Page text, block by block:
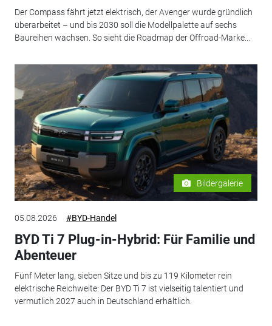
Der Compass fährt jetzt elektrisch, der Avenger wurde gründlich
überarbeitet – und bis 2030 soll die Modellpalette auf sechs
Baureihen wachsen. So sieht die Roadmap der Offroad-Marke...
Bildergalerie
05.08.2026 #BYD-Handel
BYD Ti 7 Plug-in-Hybrid: Für Familie und
Abenteuer
Fünf Meter lang, sieben Sitze und bis zu 119 Kilometer rein
elektrische Reichweite: Der BYD Ti 7 ist vielseitig talentiert und
vermutlich 2027 auch in Deutschland erhältlich.